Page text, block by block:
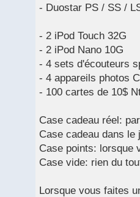
- Duostar PS / SS /
- 2 iPod Touch 32G
- 2 iPod Nano 10G
- 4 sets d'écouteurs
- 4 appareils photos
- 100 cartes de 10$
Case cadeau réel:
Case cadeau dans
Case points: lorsque
Case vide: rien du
Lorsque vous faites